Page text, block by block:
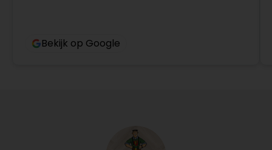
Bekijk op Google